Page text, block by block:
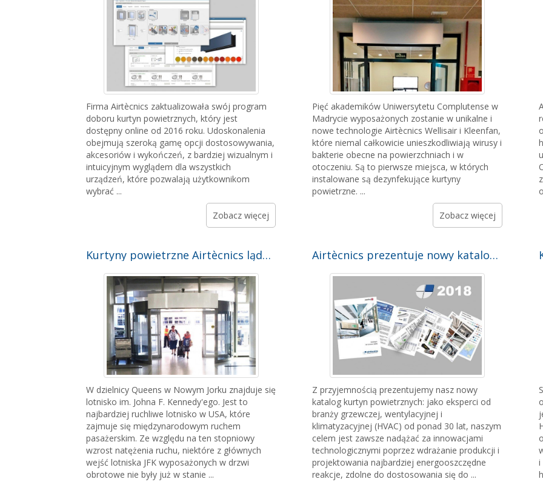
Firma Airtècnics zaktualizowała swój program
doboru kurtyn powietrznych, który jest
dostępny online od 2016 roku. Udoskonalenia
obejmują szeroką gamę opcji dostosowywania,
akcesoriów i wykończeń, z bardziej wizualnym i
intuicyjnym wyglądem dla wszystkich
urządzeń, które pozwalają użytkownikom
wybrać ...
Zobacz więcej
Pięć akademików Uniwersytetu Complutense w
Madrycie wyposażonych zostanie w unikalne i
nowe technologie Airtècnics Wellisair i Kleenfan,
które niemal całkowicie unieszkodliwiają wirusy i
bakterie obecne na powierzchniach i w
otoczeniu. Są to pierwsze miejsca, w których
instalowane są dezynfekujące kurtyny
powietrzne. ...
Zobacz więcej
Kurtyny powietrzne Airtècnics lądują na lotnisku JFK w Nowym Jorku
W dzielnicy Queens w Nowym Jorku znajduje się
lotnisko im. Johna F. Kennedy'ego. Jest to
najbardziej ruchliwe lotnisko w USA, które
zajmuje się międzynarodowym ruchem
pasażerskim. Ze względu na ten stopniowy
wzrost natężenia ruchu, niektóre z głównych
wejść lotniska JFK wyposażonych w drzwi
obrotowe nie były już w stanie ...
Airtècnics prezentuje nowy katalog 2018: nowoczesny design i większy wybór kurtyn powietrznych
Z przyjemnością prezentujemy nasz nowy
katalog kurtyn powietrznych: jako eksperci od
branży grzewczej, wentylacyjnej i
klimatyzacyjnej (HVAC) od ponad 30 lat, naszym
celem jest zawsze nadążać za innowacjami
technologicznymi poprzez wdrażanie produkcji i
projektowania najbardziej energooszczędne
reakcje, zdolne do dostosowania się do ...
i